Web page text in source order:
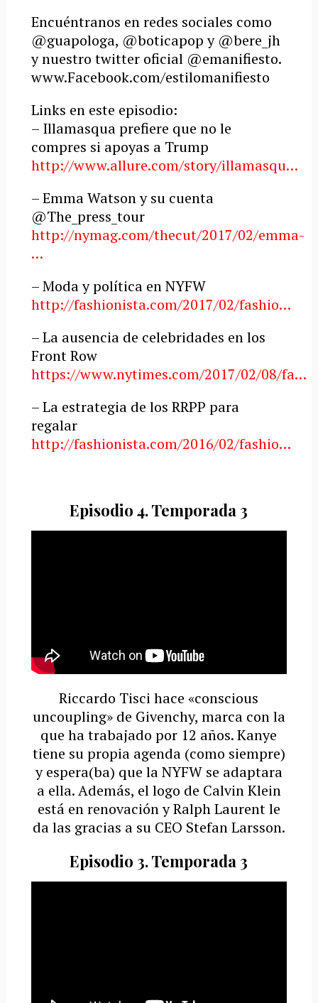
Encuéntranos en redes sociales como
@guapologa, @boticapop y @bere_jh
y nuestro twitter oficial @emanifiesto.
www.Facebook.com/estilomanifiesto
Links en este episodio:
– Illamasqua prefiere que no le
compres si apoyas a Trump
http://www.allure.com/story/illamasqu…
– Emma Watson y su cuenta
@The_press_tour
http://nymag.com/thecut/2017/02/emma-
…
– Moda y política en NYFW
http://fashionista.com/2017/02/fashio…
– La ausencia de celebridades en los
Front Row
https://www.nytimes.com/2017/02/08/fa…
– La estrategia de los RRPP para
regalar
http://fashionista.com/2016/02/fashio…
Episodio 4. Temporada 3
Riccardo Tisci hace «conscious
uncoupling» de Givenchy, marca con la
que ha trabajado por 12 años. Kanye
tiene su propia agenda (como siempre)
y espera(ba) que la NYFW se adaptara
a ella. Además, el logo de Calvin Klein
está en renovación y Ralph Laurent le
da las gracias a su CEO Stefan Larsson.
Episodio 3. Temporada 3